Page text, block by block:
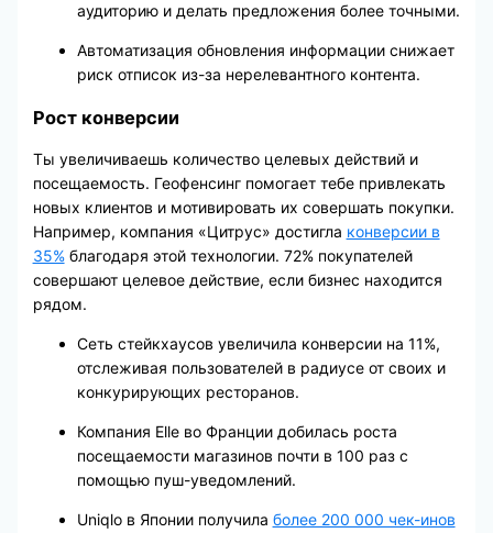
аудиторию и делать предложения более точными.
Автоматизация обновления информации снижает
риск отписок из-за нерелевантного контента.
Рост конверсии
Ты увеличиваешь количество целевых действий и
посещаемость. Геофенсинг помогает тебе привлекать
новых клиентов и мотивировать их совершать покупки.
Например, компания «Цитрус» достигла конверсии в
35%благодаря этой технологии. 72% покупателей
совершают целевое действие, если бизнес находится
рядом.
Сеть стейкхаусов увеличила конверсии на 11%,
отслеживая пользователей в радиусе от своих и
конкурирующих ресторанов.
Компания Elle во Франции добилась роста
посещаемости магазинов почти в 100 раз с
помощью пуш-уведомлений.
Uniqlo в Японии получила более 200 000 чек-инов